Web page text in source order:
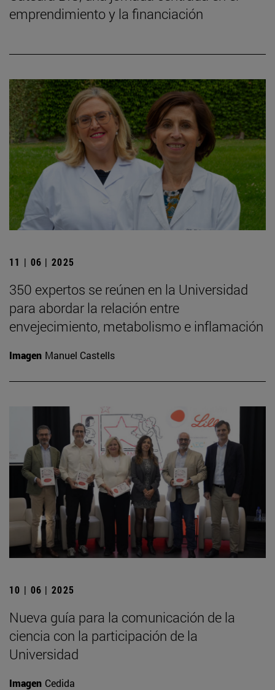
emprendimiento y la financiación
11 | 06 | 2025
350 expertos se reúnen en la Universidad
para abordar la relación entre
envejecimiento, metabolismo e inflamación
Imagen Manuel Castells
10 | 06 | 2025
Nueva guía para la comunicación de la
ciencia con la participación de la
Universidad
Imagen Cedida